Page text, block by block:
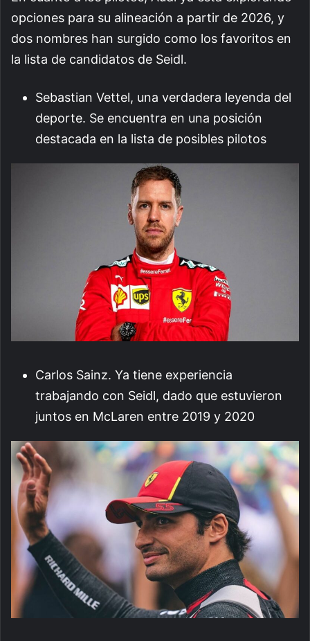
opciones para su alineación a partir de 2026, y
dos nombres han surgido como los favoritos en
la lista de candidatos de Seidl.
Sebastian Vettel, una verdadera leyenda del
deporte. Se encuentra en una posición
destacada en la lista de posibles pilotos
Carlos Sainz. Ya tiene experiencia
trabajando con Seidl, dado que estuvieron
juntos en McLaren entre 2019 y 2020